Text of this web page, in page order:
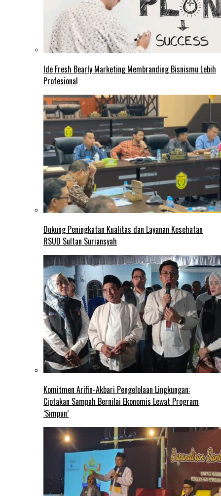
Ide Fresh Bearly Marketing Membranding Bisnismu Lebih
Profesional
Dukung Peningkatan Kualitas dan Layanan Kesehatan
RSUD Sultan Suriansyah
Komitmen Arifin-Akbari Pengelolaan Lingkungan:
Ciptakan Sampah Bernilai Ekonomis Lewat Program
‘Simpun’